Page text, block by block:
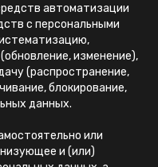
автоматизации
с персональными
изменение),
(распространение,
блокирование,
данных.
или
и (или)